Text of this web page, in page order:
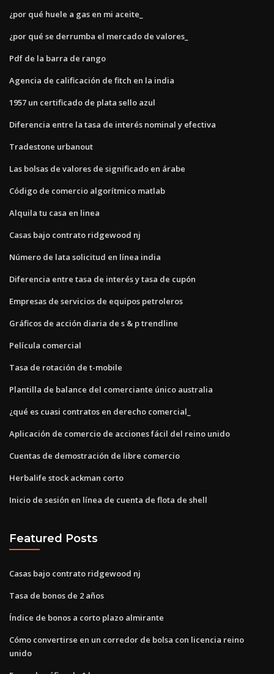
¿por qué huele a gas en mi aceite_
¿por qué se derrumba el mercado de valores_
Pdf de la barra de rango
Agencia de calificación de fitch en la india
1957 un certificado de plata sello azul
Diferencia entre la tasa de interés nominal y efectiva
Tradestone urbanout
Las bolsas de valores de significado en árabe
Código de comercio algorítmico matlab
Alquila tu casa en linea
Casas bajo contrato ridgewood nj
Número de lata solicitud en línea india
Diferencia entre tasa de interés y tasa de cupón
Empresas de servicios de equipos petroleros
Gráficos de acción diaria de s & p trendline
Película comercial
Tasa de rotación de t-mobile
Plantilla de balance del comerciante único australia
¿qué es cuasi contratos en derecho comercial_
Aplicación de comercio de acciones fácil del reino unido
Cuentas de demostración de libre comercio
Herbalife stock ackman corto
Inicio de sesión en línea de cuenta de flota de shell
Featured Posts
Casas bajo contrato ridgewood nj
Tasa de bonos de 2 años
Índice de bonos a corto plazo almirante
Cómo convertirse en un corredor de bolsa con licencia reino
unido